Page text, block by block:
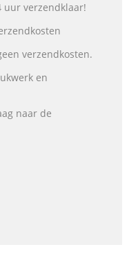
uur verzendklaar!
verzendkosten.
en
naar de